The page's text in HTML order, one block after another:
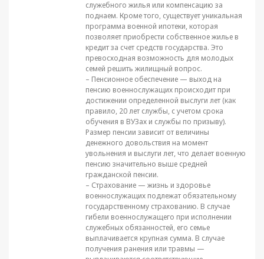
служебного жилья или компенсацию за
поднаем. Кроме того, существует уникальная
программа военной ипотеки, которая
позволяет приобрести собственное жилье в
кредит за счет средств государства. Это
превосходная возможность для молодых
семей решить жилищный вопрос.
– Пенсионное обеспечение — выход на
пенсию военнослужащих происходит при
достижении определенной выслуги лет (как
правило, 20 лет службы, с учетом срока
обучения в ВУЗах и службы по призыву).
Размер пенсии зависит от величины
денежного довольствия на момент
увольнения и выслуги лет, что делает военную
пенсию значительно выше средней
гражданской пенсии.
– Страхование — жизнь и здоровье
военнослужащих подлежат обязательному
государственному страхованию. В случае
гибели военнослужащего при исполнении
служебных обязанностей, его семье
выплачивается крупная сумма. В случае
получения ранения или травмы —